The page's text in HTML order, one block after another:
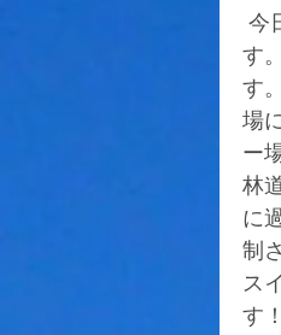
す
す
場
ー
林
に
制
ス
す